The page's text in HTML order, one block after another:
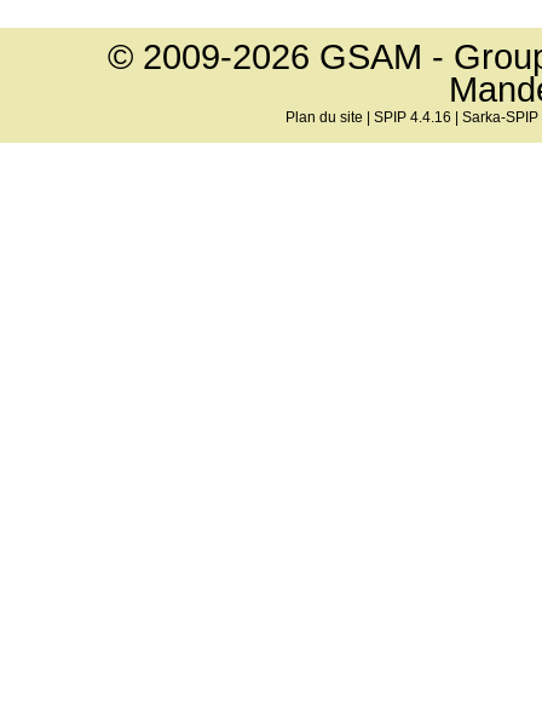
© 2009-2026 GSAM -
Plan du site SPIP 4.4.16 Sarka-SPIP